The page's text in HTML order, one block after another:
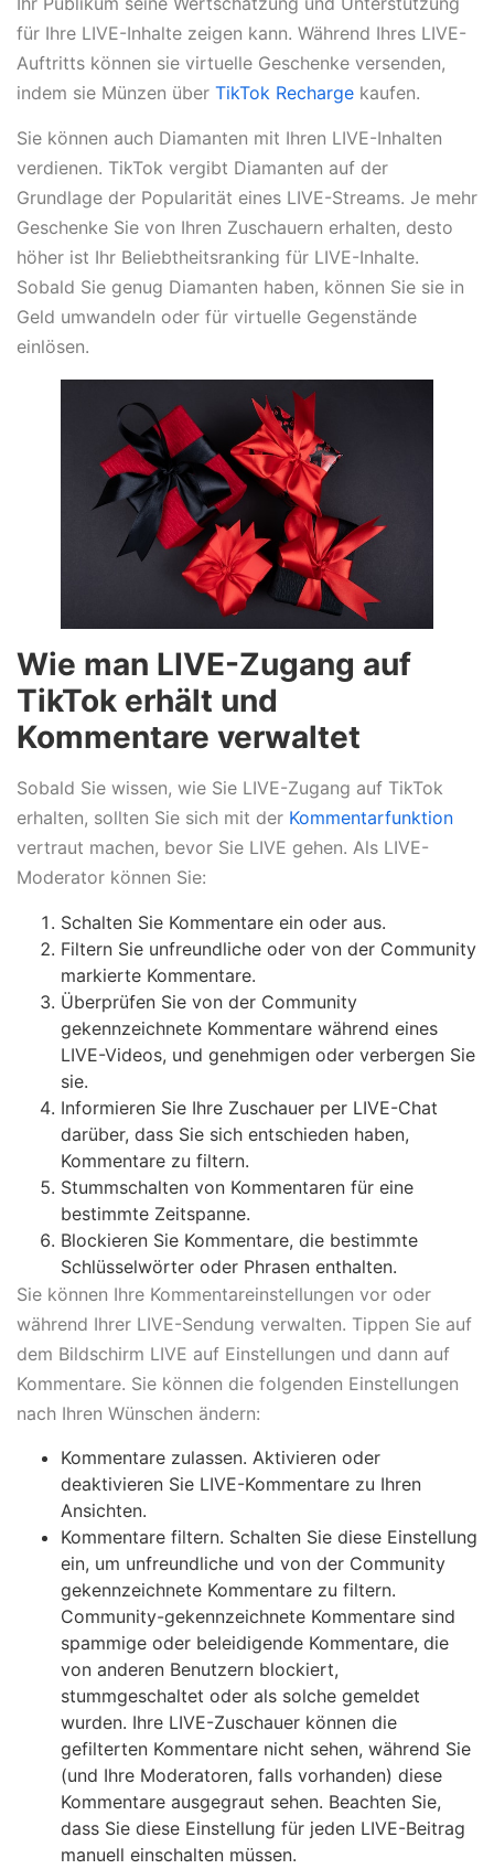
für Ihre LIVE-Inhalte zeigen kann. Während Ihres LIVE-
Auftritts können sie virtuelle Geschenke versenden,
indem sie Münzen über TikTok Recharge kaufen.
Sie können auch Diamanten mit Ihren LIVE-Inhalten
verdienen. TikTok vergibt Diamanten auf der
Grundlage der Popularität eines LIVE-Streams. Je mehr
Geschenke Sie von Ihren Zuschauern erhalten, desto
höher ist Ihr Beliebtheitsranking für LIVE-Inhalte.
Sobald Sie genug Diamanten haben, können Sie sie in
Geld umwandeln oder für virtuelle Gegenstände
einlösen.
Wie man LIVE-Zugang auf
TikTok erhält und
Kommentare verwaltet
Sobald Sie wissen, wie Sie LIVE-Zugang auf TikTok
erhalten, sollten Sie sich mit der Kommentarfunktion
vertraut machen, bevor Sie LIVE gehen. Als LIVE-
Moderator können Sie:
Schalten Sie Kommentare ein oder aus.
Filtern Sie unfreundliche oder von der Community
markierte Kommentare.
Überprüfen Sie von der Community
gekennzeichnete Kommentare während eines
LIVE-Videos, und genehmigen oder verbergen Sie
sie.
Informieren Sie Ihre Zuschauer per LIVE-Chat
darüber, dass Sie sich entschieden haben,
Kommentare zu filtern.
Stummschalten von Kommentaren für eine
bestimmte Zeitspanne.
Blockieren Sie Kommentare, die bestimmte
Schlüsselwörter oder Phrasen enthalten.
Sie können Ihre Kommentareinstellungen vor oder
während Ihrer LIVE-Sendung verwalten. Tippen Sie auf
dem Bildschirm LIVE auf Einstellungen und dann auf
Kommentare. Sie können die folgenden Einstellungen
nach Ihren Wünschen ändern:
Kommentare zulassen. Aktivieren oder
deaktivieren Sie LIVE-Kommentare zu Ihren
Ansichten.
Kommentare filtern. Schalten Sie diese Einstellung
ein, um unfreundliche und von der Community
gekennzeichnete Kommentare zu filtern.
Community-gekennzeichnete Kommentare sind
spammige oder beleidigende Kommentare, die
von anderen Benutzern blockiert,
stummgeschaltet oder als solche gemeldet
wurden. Ihre LIVE-Zuschauer können die
gefilterten Kommentare nicht sehen, während Sie
(und Ihre Moderatoren, falls vorhanden) diese
Kommentare ausgegraut sehen. Beachten Sie,
dass Sie diese Einstellung für jeden LIVE-Beitrag
manuell einschalten müssen.